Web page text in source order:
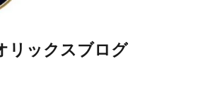
リックスブログ